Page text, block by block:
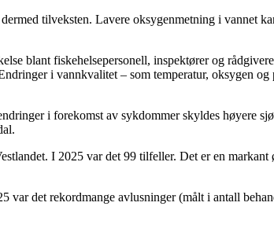
tilveksten. Lavere oksygenmetning i vannet
blant fiskehelsepersonell, inspektører og
i vannkvalitet – som temperatur, oksygen
i forekomst av sykdommer skyldes høyere
I 2025 var det 99 tilfeller. Det er en
var det rekordmange avlusninger (målt i antall